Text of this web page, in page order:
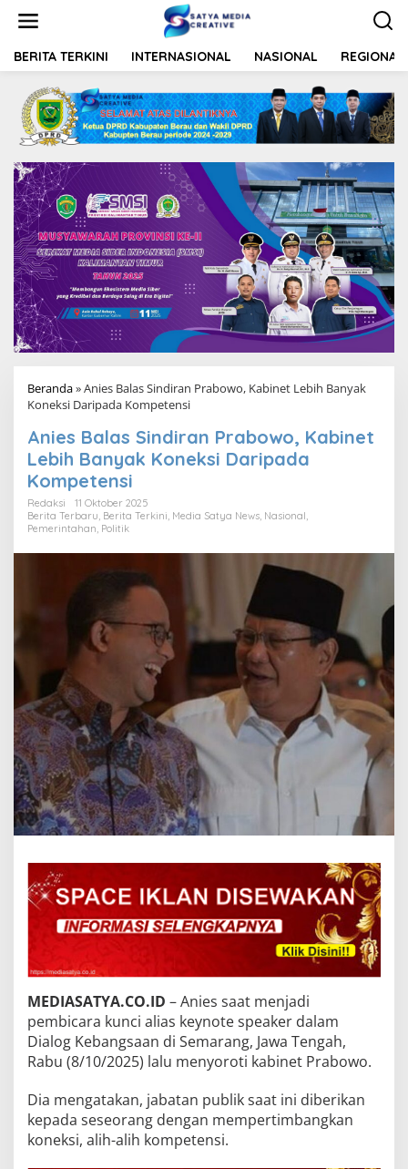
t
BERITA TERKINI INTERNASIONAL NASIONAL REGIONAL
Beranda»Anies Balas Sindiran Prabowo, Kabinet Lebih Banyak
Koneksi Daripada Kompetensi
Anies Balas Sindiran Prabowo, Kabinet
Lebih Banyak Koneksi Daripada
Kompetensi
Redaksi
11 Oktober 2025
Berita Terbaru Berita Terkini Media Satya News Nasional
Pemerintahan Politik
MEDIASATYA.CO.ID – Anies saat menjadi
pembicara kunci alias keynote speaker dalam
Dialog Kebangsaan di Semarang, Jawa Tengah,
Rabu (8/10/2025) lalu menyoroti kabinet Prabowo.
Dia mengatakan, jabatan publik saat ini diberikan
kepada seseorang dengan mempertimbangkan
koneksi, alih-alih kompetensi.